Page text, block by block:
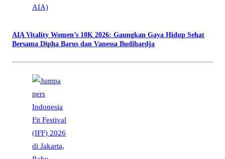
AIA Vitality Women’s 10K 2026: Gaungkan Gaya Hidup Sehat
Bersama Dipha Barus dan Vanessa Budihardja